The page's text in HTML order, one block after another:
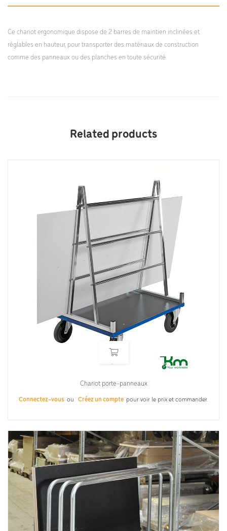
Ce chariot ergonomique dispose de 2 barres de maintien inclinées et
réglables en hauteur, pour transporter des matériaux de construction
comme des panneaux ou des planches en toute sécurité.
Related products
Chariot porte-panneaux
Connectez-vous ou Créez un compte pour voir le prix et commander.